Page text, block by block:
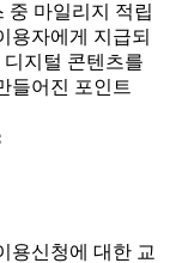
중 마일리지 적립
용자에게 지급되
디지털 콘텐츠를
들어진 포인트
용신청에 대한 교